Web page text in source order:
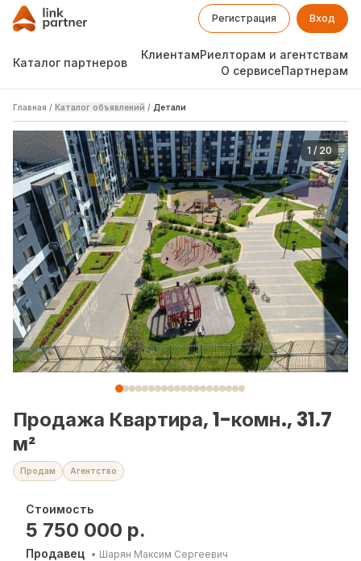
Регистрация Вход
Каталог партнеров
КлиентамРиелторам и агентствам
О сервисеПартнерам
Главная / Каталог объявлений / Детали
1 / 20
Продажа Квартира, 1-комн., 31.7
м²
Продам Агентство
Стоимость
5 750 000 р.
Продавец • Шарян Максим Сергеевич